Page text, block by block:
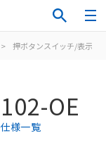
> 押ボタンスイッチ/表示灯
OE
様一覧